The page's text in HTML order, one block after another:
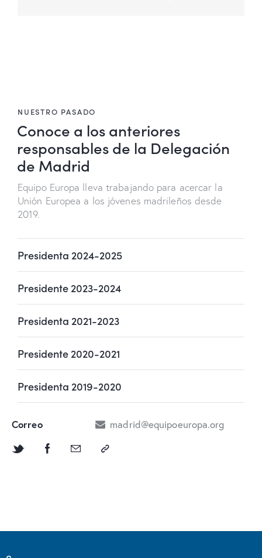
NUESTRO PASADO
Conoce a los anteriores
responsables de la Delegación
de Madrid
Equipo Europa lleva trabajando para acercar la
Unión Europea a los jóvenes madrileños desde
2019.
Presidenta 2024-2025
Presidente 2023-2024
Presidenta 2021-2023
Presidente 2020-2021
Presidenta 2019-2020
Correo madrid@equipoeuropa.org